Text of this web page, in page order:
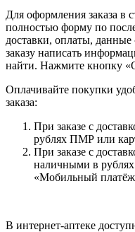
Для оформления заказа в
полностью форму по
доставки, оплаты,
заказу написать
найти. Нажмите кнопку
Оплачивайте покупки
заказа:
При заказе с
рублях ПМР или
При заказе с
наличными в
«Мобильный
В интернет-аптеке